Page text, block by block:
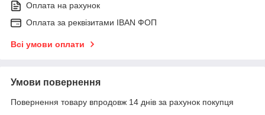
Оплата на рахунок
Оплата за реквізитами IBAN ФОП
Всі умови оплати
Умови повернення
Повернення товару впродовж 14 днів за рахунок покупця